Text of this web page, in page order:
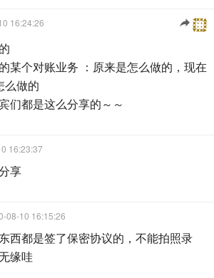
16:24:26
某个对账业务 ：原来是怎么做的，现在
么做的
们都是这么分享的～～
16:23:37
享
08-10 16:15:26
西都是签了保密协议的，不能拍照录
缘哇